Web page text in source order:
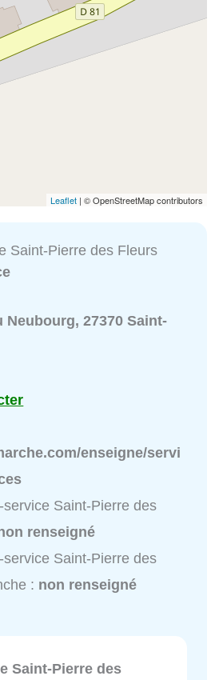
Leaflet | © OpenStreetMap contributors
Saint-Pierre des Fleurs
Neubourg, 27370 Saint-
enseigne/servi
Saint-Pierre des
renseigné
Saint-Pierre des
: non renseigné
Saint-Pierre des